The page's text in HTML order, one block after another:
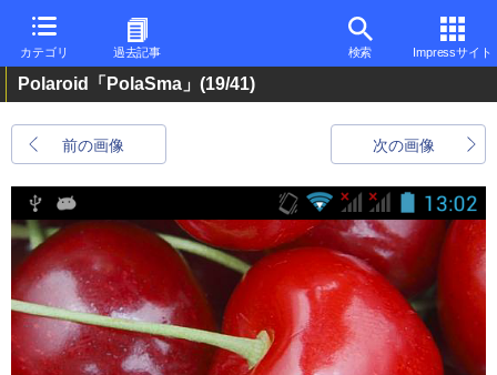
カテゴリ 過去記事 検索 Impressサイト
Polaroid「PolaSma」 (19/41)
前の画像 次の画像